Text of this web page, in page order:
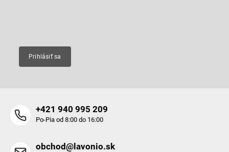
Prihlásiť sa
+421 940 995 209
Po-Pia od 8:00 do 16:00
obchod@lavonio.sk